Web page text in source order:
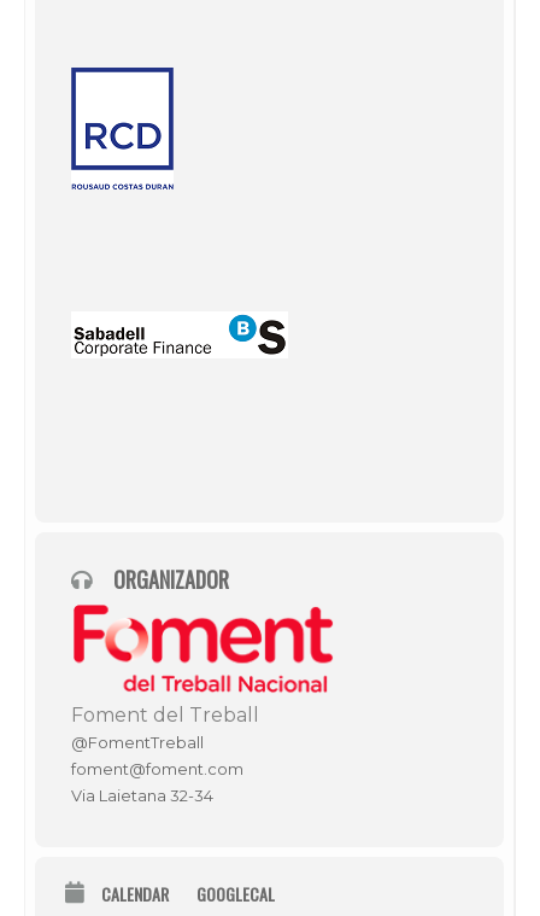
ORGANIZADOR
Foment del Treball
@FomentTreball
foment@foment.com
Via Laietana 32-34
CALENDAR GOOGLECAL